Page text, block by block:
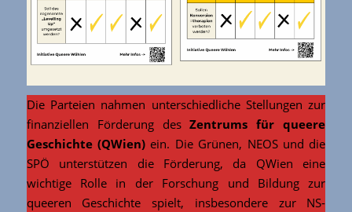
Die Parteien nahmen unterschiedliche Stellungen zur
finanziellen Förderung desZentrums für queere
Geschichte (QWien)ein. Die Grünen, NEOS und die
SPÖ unterstützen die Förderung, da QWien eine
wichtige Rolle in der Forschung und Bildung zur
queeren Geschichte spielt, insbesondere zur NS-